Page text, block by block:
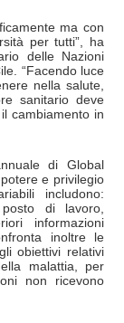
ma con
per tutti”, ha
delle Nazioni
“Facendo luce
nella salute,
sanitario deve
cambiamento in
di Global
e privilegio
includono:
di lavoro,
informazioni
inoltre le
obiettivi relativi
malattia, per
non ricevono